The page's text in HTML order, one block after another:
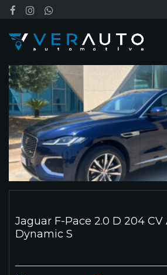
Jaguar F-Pace 2.0 D 204 CV
Dynamic S